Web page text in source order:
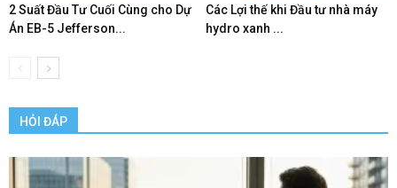
2 Suất Đầu Tư Cuối Cùng cho Dự
Án EB-5 Jefferson...
Các Lợi thế khi Đầu tư nhà máy
hydro xanh ...
HỎI ĐÁP